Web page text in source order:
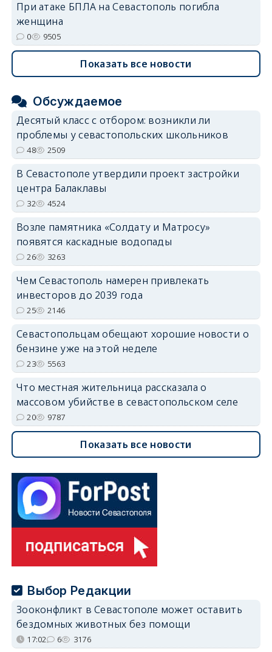
При атаке БПЛА на Севастополь погибла
женщина
0 9505
Показать все новости
Обсуждаемое
Десятый класс с отбором: возникли ли
проблемы у севастопольских школьников
48 2509
В Севастополе утвердили проект застройки
центра Балаклавы
32 4524
Возле памятника «Солдату и Матросу»
появятся каскадные водопады
26 3263
Чем Севастополь намерен привлекать
инвесторов до 2039 года
25 2146
Севастопольцам обещают хорошие новости о
бензине уже на этой неделе
23 5563
Что местная жительница рассказала о
массовом убийстве в севастопольском селе
20 9787
Показать все новости
Выбор Редакции
Зооконфликт в Севастополе может оставить
бездомных животных без помощи
17:02 6 3176